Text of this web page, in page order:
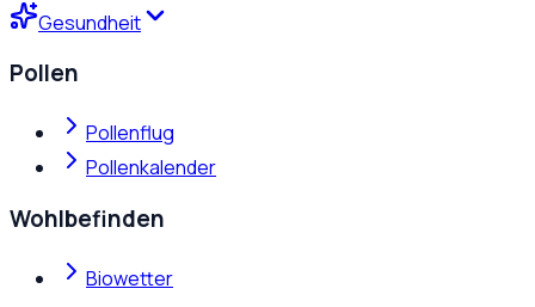
Gesundheit
Pollen
Pollenflug
Pollenkalender
Wohlbefinden
Biowetter